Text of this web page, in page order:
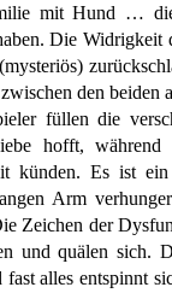
mit Hund …
Die Widrigkeit
den beiden
füllen die
hofft, während
künden. Es ist
Arm
Zeichen der
und quälen sich.
fast alles entspinnt